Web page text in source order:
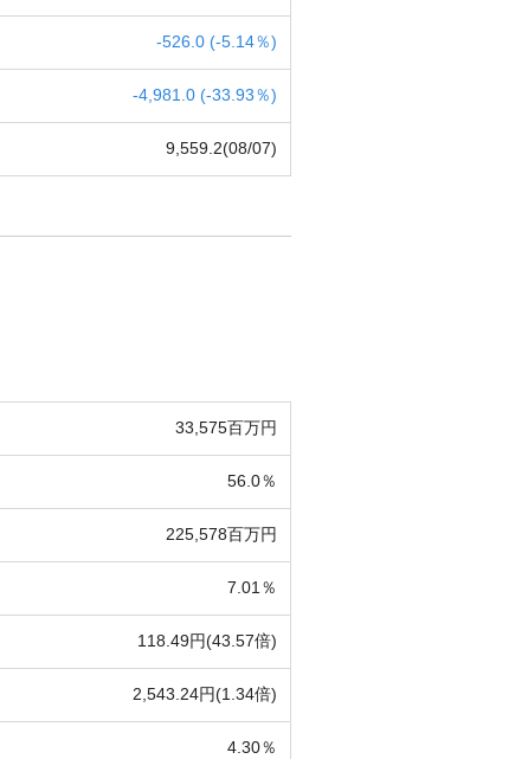
-526.0 (-5.14％)
-4,981.0 (-33.93％)
9,559.2(08/07)
33,575百万円
56.0％
225,578百万円
7.01％
118.49円(43.57倍)
2,543.24円(1.34倍)
4.30％